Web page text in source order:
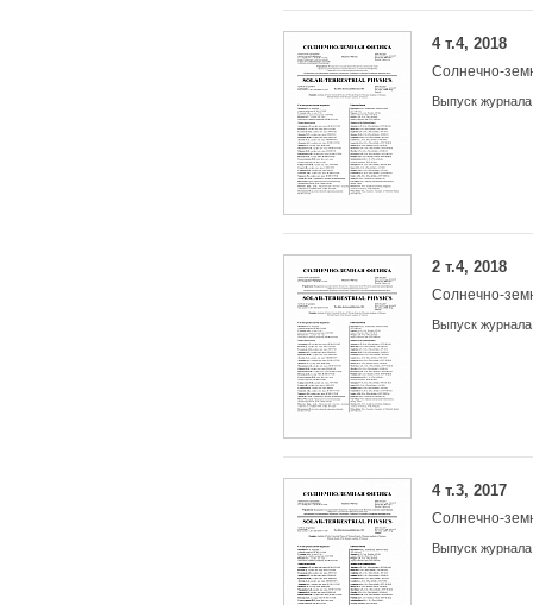
4 т.4, 2018
Солнечно-
Выпуск журнала
2 т.4, 2018
Солнечно-
Выпуск журнала
4 т.3, 2017
Солнечно-
Выпуск журнала